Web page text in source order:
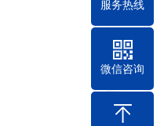
服务热线
微信咨询